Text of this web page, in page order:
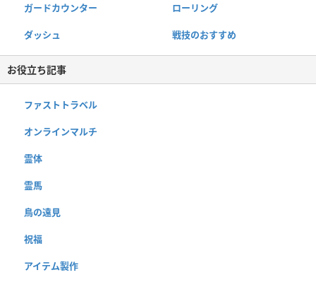
ガードカウンター ローリング
ダッシュ 戦技のおすすめ
お役立ち記事
ファストトラベル
オンラインマルチ
霊体
霊馬
鳥の遠見
祝福
アイテム製作